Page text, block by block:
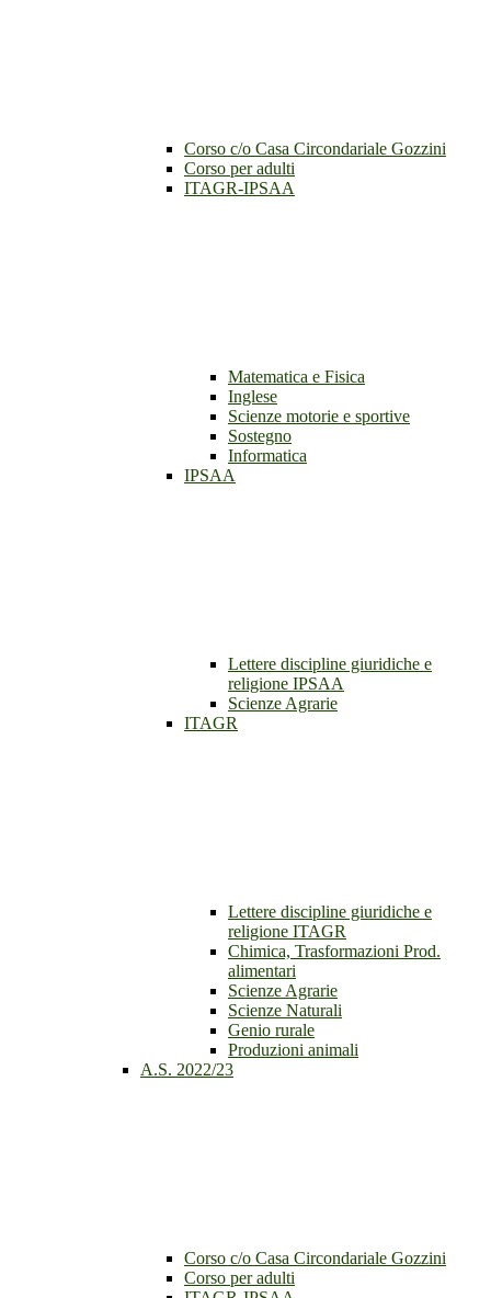
Corso c/o Casa Circondariale Gozzini
Corso per adulti
ITAGR-IPSAA
Matematica e Fisica
Inglese
Scienze motorie e sportive
Sostegno
Informatica
IPSAA
Lettere discipline giuridiche e
religione IPSAA
Scienze Agrarie
ITAGR
Lettere discipline giuridiche e
religione ITAGR
Chimica, Trasformazioni Prod.
alimentari
Scienze Agrarie
Scienze Naturali
Genio rurale
Produzioni animali
A.S. 2022/23
Corso c/o Casa Circondariale Gozzini
Corso per adulti